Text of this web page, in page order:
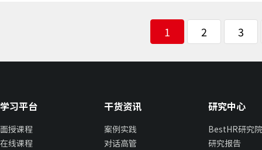
1 2 3
学习平台
面授课程
在线课程
干货资讯
案例实践
对话高管
研究中心
BestHR研究院
研究报告